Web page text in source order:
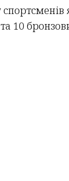
10